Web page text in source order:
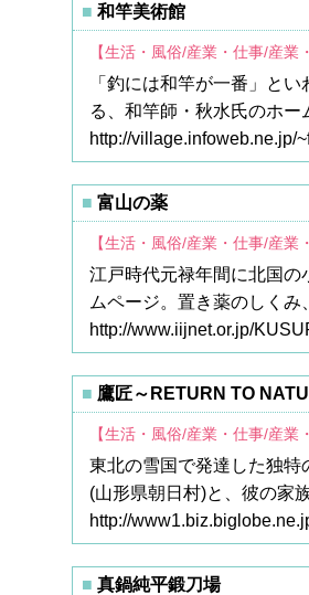
和竿美術館
【生活・風俗/産業・仕事/産業
「釣には和竿が一番」と
る、和竿師・秋水氏のホ
http://village.infoweb.ne.jp/
富山の薬
【生活・風俗/産業・仕事/産業
江戸時代元禄年間に北国
ムページ。置き薬のしく
http://www.iijnet.or.jp/
鷹匠～RETURN TO
【生活・風俗/産業・仕事/産業
東北の雪国で発達した独
(山形県朝日村)と、彼の家
http://
真鍋純平鍛刀場